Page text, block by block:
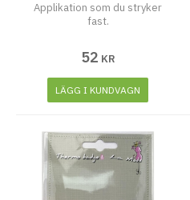
Applikation som du stryker
fast.
52 KR
LÄGG I KUNDVAGN